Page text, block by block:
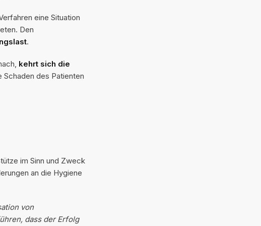
eine Situation
Den
.
kehrt sich die
Schaden des Patienten
im Sinn und Zweck
an die Hygiene
von
dass der Erfolg